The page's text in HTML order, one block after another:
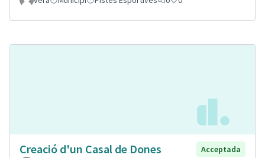
Creació d'un Casal de Dones
Acceptada